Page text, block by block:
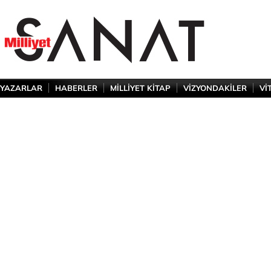
YAZARLAR HABERLER MİLLİYET KİTAP VİZYONDAKİLER